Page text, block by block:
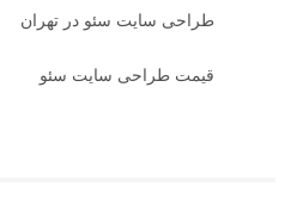
طراحی سایت سئو در تهران
قیمت طراحی سایت سئو